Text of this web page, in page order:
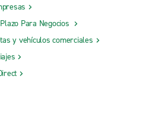
Para Negocios
y vehículos comerciales